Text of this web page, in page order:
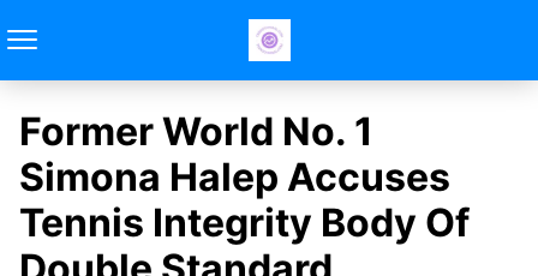
Former World No. 1
Simona Halep Accuses
Tennis Integrity Body Of